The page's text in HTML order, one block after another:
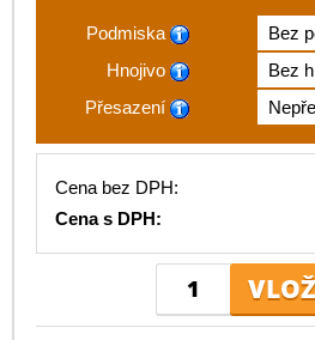
Podmiska
Hnojivo
Přesazení
Cena bez DPH:
Cena s DPH: